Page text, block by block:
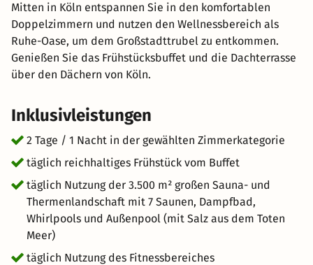
Mitten in Köln entspannen Sie in den komfortablen
Doppelzimmern und nutzen den Wellnessbereich als
Ruhe-Oase, um dem Großstadttrubel zu entkommen.
Genießen Sie das Frühstücksbuffet und die Dachterrasse
über den Dächern von Köln.
Inklusivleistungen
2 Tage / 1 Nacht in der gewählten Zimmerkategorie
täglich reichhaltiges Frühstück vom Buffet
täglich Nutzung der 3.500 m² großen Sauna- und
Thermenlandschaft mit 7 Saunen, Dampfbad,
Whirlpools und Außenpool (mit Salz aus dem Toten
Meer)
täglich Nutzung des Fitnessbereiches